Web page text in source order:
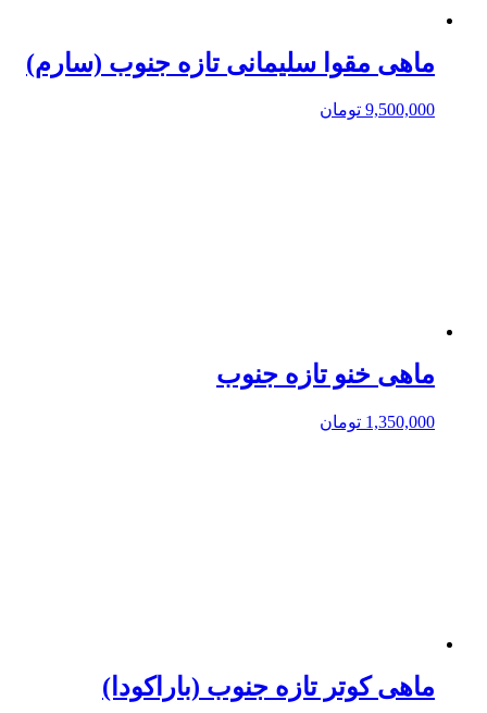
ماهی مقوا سلیمانی تازه جنوب (سارم)
9,500,000 تومان
ماهی خنو تازه جنوب
1,350,000 تومان
ماهی کوتر تازه جنوب (باراکودا)